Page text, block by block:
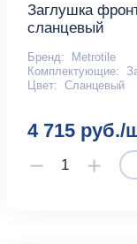
Заглушка
сланцевый
Бренд:
Metrotile
Комплектующие:
Цвет: Сланцевый
4 715 руб./